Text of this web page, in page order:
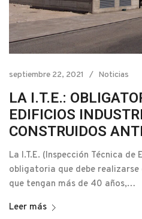
septiembre 22, 2021 Noticias
LA I.T.E.:
EDIFICIOS
CONSTRUIDOS
La I.T.E. (Inspección Técnica de
obligatoria que debe
que tengan más de 40 años,…
Leer más